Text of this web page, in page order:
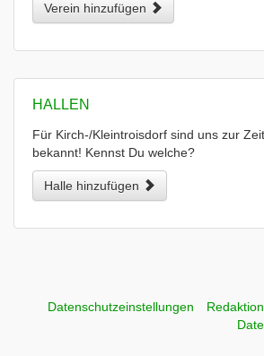
Verein hinzufügen
HALLEN
Für Kirch-/Kleintroisdorf sind uns zur
bekannt! Kennst Du welche?
Halle hinzufügen
Datenschutzeinstellungen Redaktion